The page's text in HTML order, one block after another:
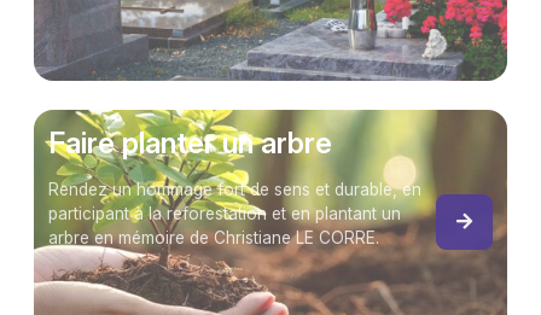
Faire planter un arbre
Rendez un hommage fort de sens et durable, en
participant à la reforestation et en plantant un
arbre en mémoire de Christiane LE CORRE.